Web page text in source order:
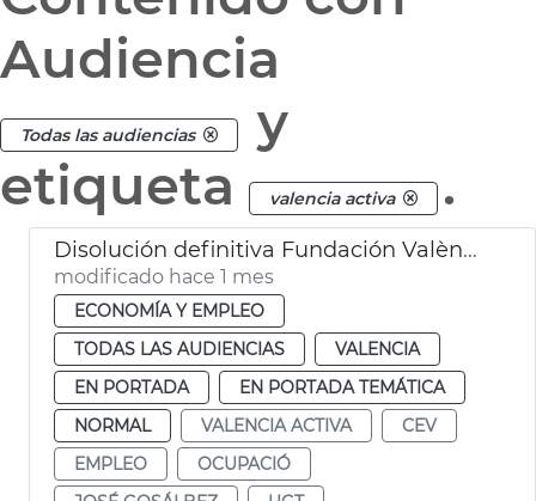
Audiencia
Todas las audiencias
y
etiqueta
valencia activa .
Disolución definitiva Fundación València Activa
modificado hace 1 mes
ECONOMÍA Y EMPLEO
TODAS LAS AUDIENCIAS
VALENCIA
EN PORTADA
EN PORTADA TEMÁTICA
NORMAL
VALENCIA ACTIVA
CEV
EMPLEO
OCUPACIÓ